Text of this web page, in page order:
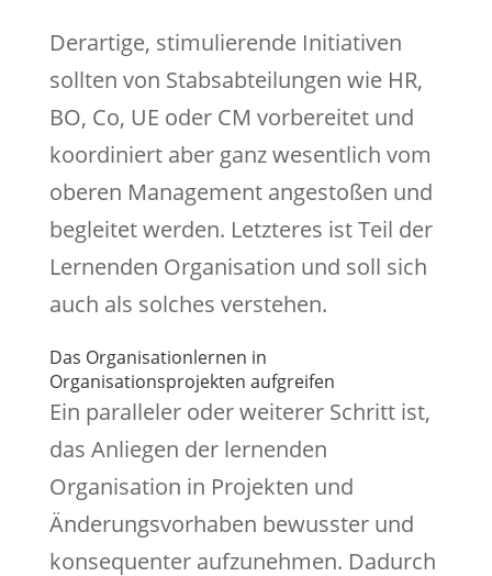
Derartige, stimulierende Initiativen
sollten von Stabsabteilungen wie HR,
BO, Co, UE oder CM vorbereitet und
koordiniert aber ganz wesentlich vom
oberen Management angestoßen und
begleitet werden. Letzteres ist Teil der
Lernenden Organisation und soll sich
auch als solches verstehen.
Das Organisationlernen in
Organisationsprojekten aufgreifen
Ein paralleler oder weiterer Schritt ist,
das Anliegen der lernenden
Organisation in Projekten und
Änderungsvorhaben bewusster und
konsequenter aufzunehmen. Dadurch